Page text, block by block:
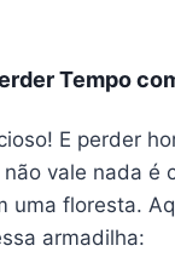
Tempo
E perder
vale nada é
uma floresta.
armadilha: